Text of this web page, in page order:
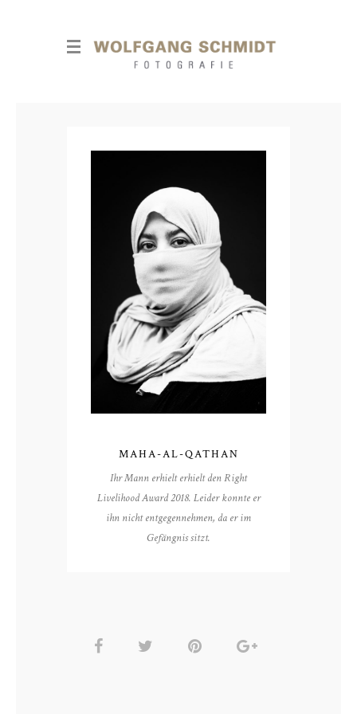
MAHA-AL-QATHAN
Ihr Mann erhielt erhielt den Right
Livelihood Award 2018. Leider konnte er
ihn nicht entgegennehmen, da er im
Gefängnis sitzt.